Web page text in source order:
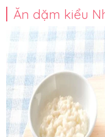
Ăn dặm kiểu